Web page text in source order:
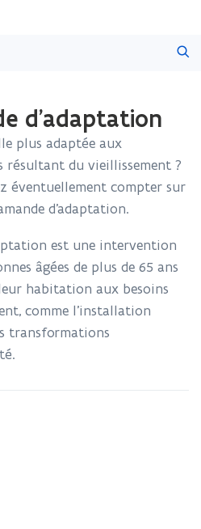
d’adaptation
plus adaptée aux
résultant du vieillissement ?
éventuellement compter sur
d’adaptation.
est une intervention
âgées de plus de 65 ans
habitation aux besoins
comme l’installation
transformations